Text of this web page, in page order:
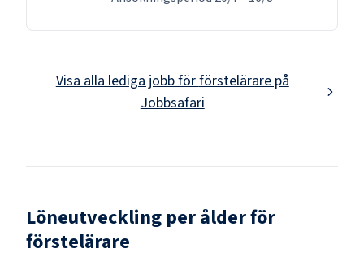
Visa alla lediga jobb förförstelärarepå
Jobbsafari
Löneutveckling per ålder för
förstelärare